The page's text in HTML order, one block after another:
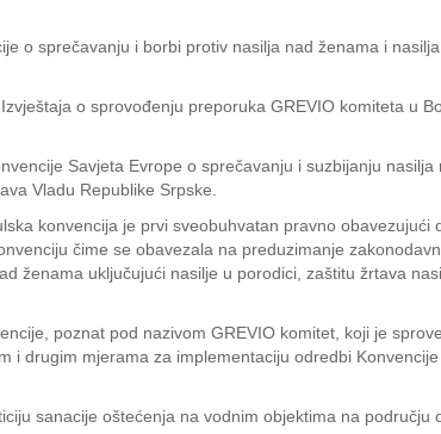
o sprečavanju i borbi protiv nasilja nad ženama i
o sprovođenju preporuka GREVIO komiteta u
Savjeta Evrope o sprečavanju i suzbijanju nasilja
Vladu Republike Srpske.
konvencija je prvi sveobuhvatan pravno obavezujući
čime se obavezala na preduzimanje
ženama uključujući nasilje u porodici, zaštitu žrtava
poznat pod nazivom GREVIO komitet, koji je
i drugim mjerama za implementaciju odredbi
sanacije oštećenja na vodnim objektima na području